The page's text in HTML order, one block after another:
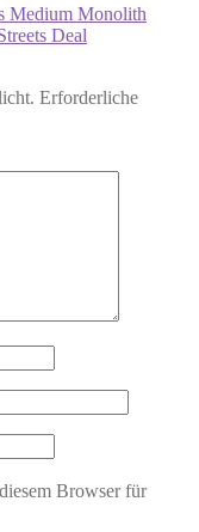
Medium Monolith
Deal
Erforderliche
Browser für